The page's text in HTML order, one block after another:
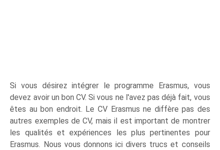
Si vous désirez intégrer le programme Erasmus, vous
devez avoir un bon CV. Si vous ne l'avez pas déjà fait, vous
êtes au bon endroit. Le CV Erasmus ne diffère pas des
autres exemples de CV, mais il est important de montrer
les qualités et expériences les plus pertinentes pour
Erasmus. Nous vous donnons ici divers trucs et conseils